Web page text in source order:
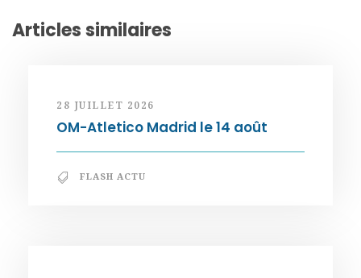
Articles similaires
28 JUILLET 2026
OM-Atletico Madrid le 14 août
FLASH ACTU